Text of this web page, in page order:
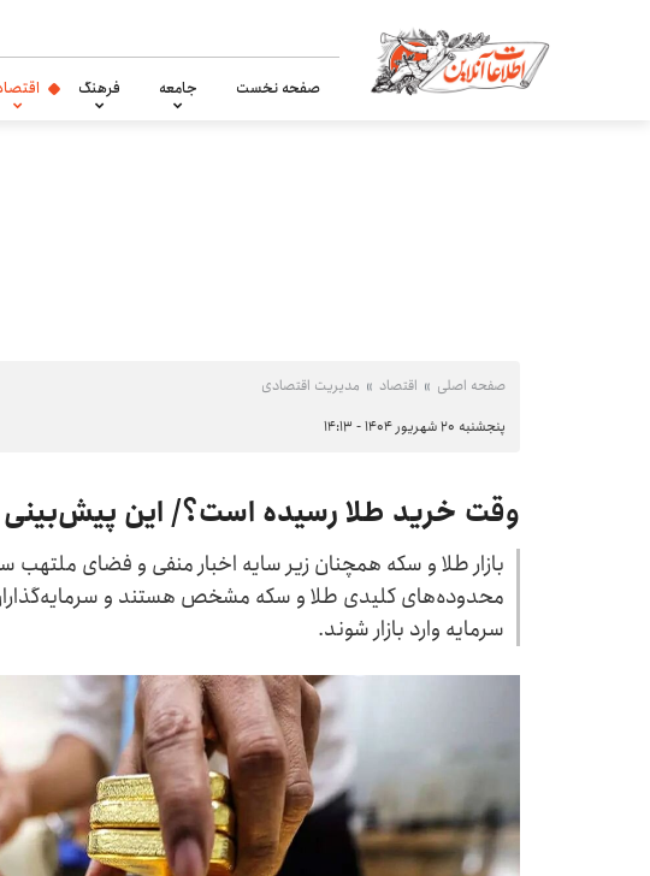
صفحه نخست جامعه فرهنگ
صفحه اصلی اقتصاد مدیریت اقتصادی
پنجشنبه ۲۰ شهریور ۱۴۰۴ - ۱۴:۱۳
وقت خرید طلا رسیده است؟/ این پیش‌بینی
بازار طلا و سکه همچنان زیر سایه اخبار منفی و فضای ملتهب
محدوده‌های کلیدی طلا و سکه مشخص هستند و
سرمایه وارد بازار شوند.